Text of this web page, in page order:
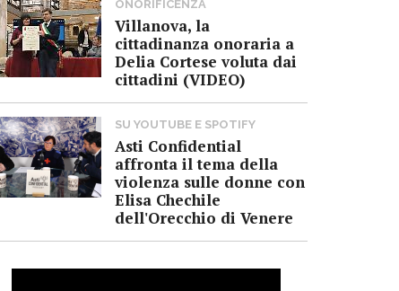
ONORIFICENZA
Villanova, la
cittadinanza onoraria a
Delia Cortese voluta dai
cittadini (VIDEO)
SU YOUTUBE E SPOTIFY
Asti Confidential
affronta il tema della
violenza sulle donne con
Elisa Chechile
dell'Orecchio di Venere